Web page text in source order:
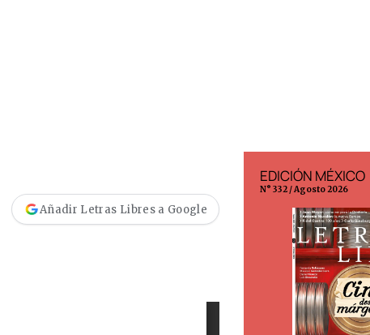
Añadir Letras Libres a Google
EDICIÓN MÉXICO
N° 332 / Agosto 2026